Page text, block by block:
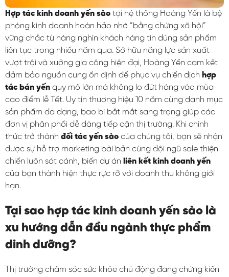
Hợp tác kinh doanh yến sào tại hệ thống Hoàng Yến là bệ
phóng kinh doanh hoàn hảo nhờ “bằng chứng xã hội”
vững chắc từ hàng nghìn khách hàng tin dùng sản phẩm
liên tục trong nhiều năm qua. Sở hữu năng lực sản xuất
vượt trội và xưởng gia công hiện đại, Hoàng Yến cam kết
đảm bảo nguồn cung ổn định để phục vụ chiến dịch hợp
tác bán yến quy mô lớn mà không lo đứt hàng vào mùa
cao điểm lễ Tết. Uy tín thương hiệu 10 năm cùng danh mục
sản phẩm đa dạng, bao bì bắt mắt sang trọng giúp các
đơn vị phân phối dễ dàng tiếp cận thị trường. Khi chính
thức trở thành đối tác yến sào của chúng tôi, bạn sẽ nhận
được sự hỗ trợ marketing bài bản cùng đội ngũ sale thiện
chiến luôn sát cánh, biến dự án liên kết kinh doanh yến
của bạn thành hiện thực rực rỡ với doanh thu không giới
hạn.
Tại sao hợp tác kinh doanh yến sào là
xu hướng dẫn đầu ngành thực phẩm
dinh dưỡng?
Thị trường chăm sóc sức khỏe chủ động đang chứng kiến